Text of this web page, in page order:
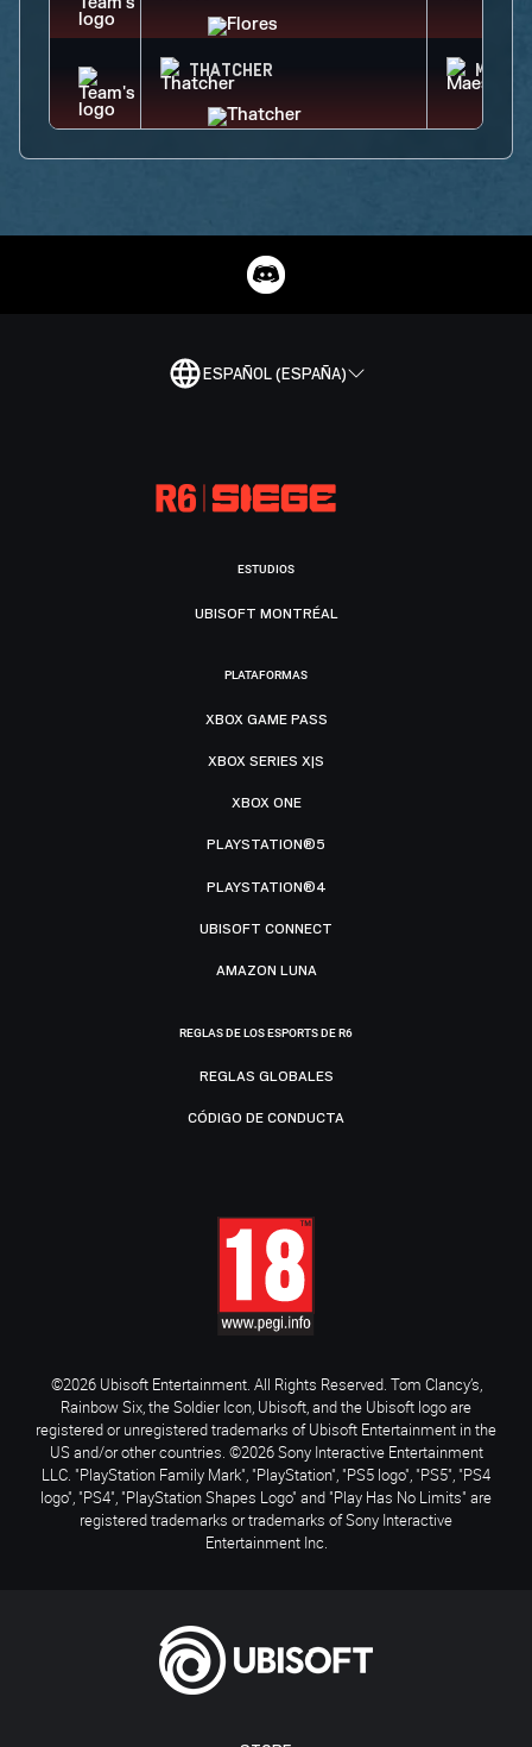
THATCHER
ESPAÑOL (ESPAÑA)
ESTUDIOS
UBISOFT MONTRÉAL
PLATAFORMAS
XBOX GAME PASS
XBOX SERIES X|S
XBOX ONE
PLAYSTATION®5
PLAYSTATION®4
UBISOFT CONNECT
AMAZON LUNA
REGLAS DE LOS ESPORTS DE R6
REGLAS GLOBALES
CÓDIGO DE CONDUCTA
©2026 Ubisoft Entertainment. All Rights Reserved. Tom Clancy’s,
Rainbow Six, the Soldier Icon, Ubisoft, and the Ubisoft logo are
registered or unregistered trademarks of Ubisoft Entertainment in the
US and/or other countries. ©2026 Sony Interactive Entertainment
LLC. "PlayStation Family Mark", "PlayStation", "PS5 logo", "PS5", "PS4
logo", "PS4", "PlayStation Shapes Logo" and "Play Has No Limits" are
registered trademarks or trademarks of Sony Interactive
Entertainment Inc.